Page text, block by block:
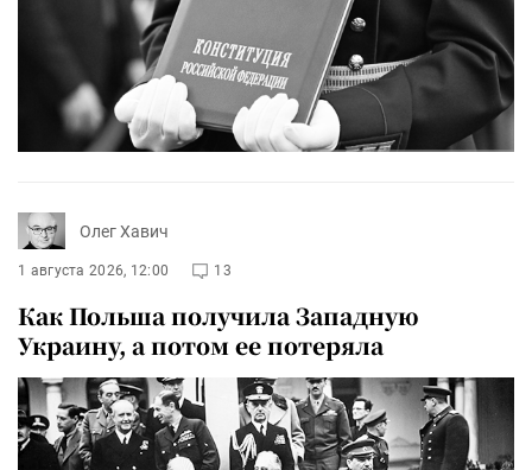
Олег Хавич
1 августа 2026, 12:00 13
Как Польша получила Западную
Украину, а потом ее потеряла